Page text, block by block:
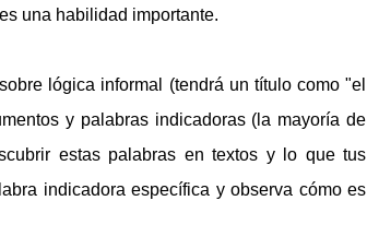
una habilidad importante.
lógica informal (tendrá un título como "el
y palabras indicadoras (la mayoría de
estas palabras en textos y lo que tus
indicadora específica y observa cómo es